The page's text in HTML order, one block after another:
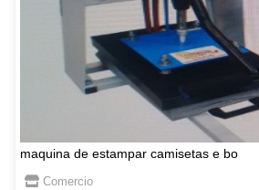
maquina de estampar camisetas e bo
Comercio